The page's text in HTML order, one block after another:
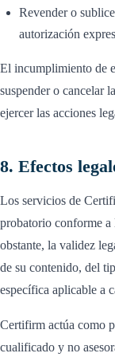
Revender o
autorización
El incumplimiento de
suspender o cancelar
ejercer las acciones
8. Efectos
Los servicios de
probatorio conforme a
obstante, la validez
de su contenido, del
específica aplicable a
Certifirm actúa como
cualificado y no